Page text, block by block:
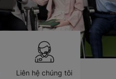
Liên hệ chúng tôi